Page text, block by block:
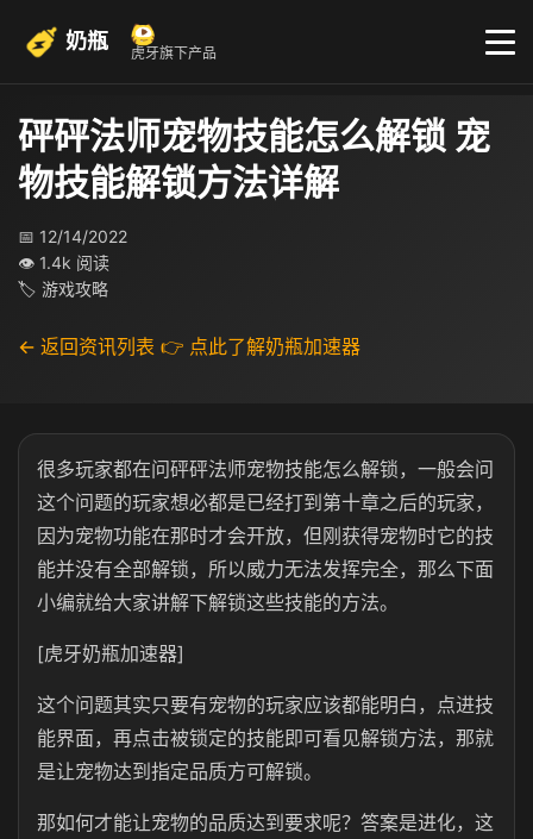
奶瓶 虎牙旗下产品
砰砰法师宠物技能怎么解锁 宠
物技能解锁方法详解
📅 12/14/2022
👁 1.4k 阅读
🏷 游戏攻略
← 返回资讯列表 👉 点此了解奶瓶加速器
很多玩家都在问砰砰法师宠物技能怎么解锁，一般会问
这个问题的玩家想必都是已经打到第十章之后的玩家，
因为宠物功能在那时才会开放，但刚获得宠物时它的技
能并没有全部解锁，所以威力无法发挥完全，那么下面
小编就给大家讲解下解锁这些技能的方法。
[虎牙奶瓶加速器]
这个问题其实只要有宠物的玩家应该都能明白，点进技
能界面，再点击被锁定的技能即可看见解锁方法，那就
是让宠物达到指定品质方可解锁。
那如何才能让宠物的品质达到要求呢？答案是进化，这